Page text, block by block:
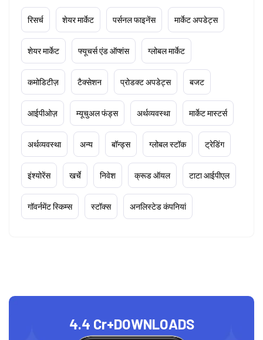
रिसर्च शेयर मार्केट पर्सनल फाइनेंस मार्केट अपडेट्स
शेयर मार्केट फ्यूचर्स एंड ऑप्शंस ग्लोबल मार्केट
कमोडिटीज़ टैक्सेशन प्रोडक्ट अपडेट्स बजट
आईपीओज़ म्यूचुअल फंड्स अर्थव्यवस्था मार्केट मास्टर्स
अर्थव्यवस्था अन्य बॉन्ड्स ग्लोबल स्टॉक ट्रेडिंग
इंश्योरेंस खर्चे निवेश क्रूड ऑयल टाटा आईपीएल
गॉवर्नमेंट स्किम्स स्टॉक्स अनलिस्टेड कंपनियां
4.4 Cr+DOWNLOADS